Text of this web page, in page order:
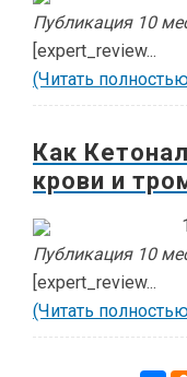
Публикация 10
[expert_review...
(Читать
Как
крови и
Публикация 10
[expert_review...
(Читать